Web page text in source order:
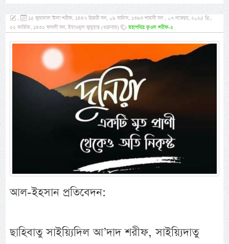
,
১৫ জুমাদাল ঊলা শরীফ, ১৪৪৭ হিজরী সন, ০৯ সাদিস, ১৩৯৩ শামসী সন , ০৭ নভেম্বর, ২০২৫ খ্রি:,
২২ কার্তিক, ১৪৩২ ফসলী সন, ইয়াওমুল জুমুয়াহ (শুক্রবার)
মহাপবিত্র ক্বওল শরীফ-২
আল-ইহসান প্রতিবেদন:
ছাহিবাতু সাইয়্যিদিল আ’দাদ শরীফ, সাইয়্যিদাতু